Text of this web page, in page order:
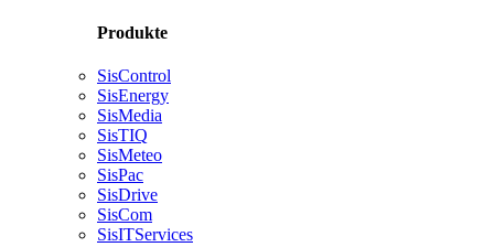
Produkte
SisControl
SisEnergy
SisMedia
SisTIQ
SisMeteo
SisPac
SisDrive
SisCom
SisITServices